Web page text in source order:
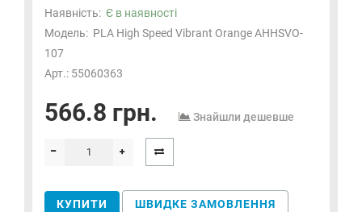
Наявність: Є в наявності
Модель: PLA High Speed Vibrant Orange AHHSVO-
107
Арт.: 55060363
566.8 грн. Знайшли дешевше
КУПИТИ ШВИДКЕ ЗАМОВЛЕННЯ